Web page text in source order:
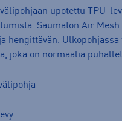
upotettu TPU-
Saumaton Air
hengittävän. Ulkopohjassa
joka on normaalia